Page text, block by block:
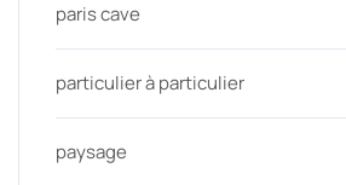
paris cave
particulier à particulier
paysage